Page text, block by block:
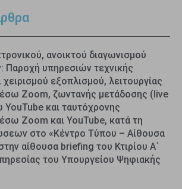
ανοικτού διαγωνισμού
υπηρεσιών τεχνικής
εξοπλισμού, λειτουργίας
Zoom, ζωντανής μετάδοσης (live
και ταυτόχρονης
Zoom και YouTube, κατά τη
στο «Κέντρο Τύπου – Αίθουσα
αίθουσα briefing του Κτιρίου Α΄
του Υπουργείου Ψηφιακής